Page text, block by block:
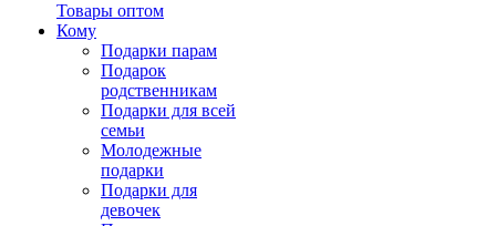
Товары оптом
Кому
Подарки парам
Подарок
родственникам
Подарки для всей
семьи
Молодежные
подарки
Подарки для
девочек